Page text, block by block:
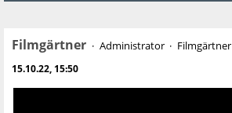
Filmgärtner Administrator Filmgärtner
15.10.22, 15:50